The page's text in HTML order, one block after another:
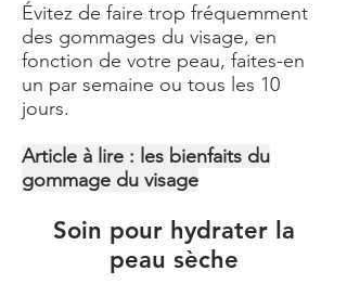
Évitez de faire trop fréquemment
des gommages du visage, en
fonction de votre peau, faites-en
un par semaine ou tous les 10
jours.
Article à lire : les bienfaits du
gommage du visage
Soin pour hydrater la
peau sèche